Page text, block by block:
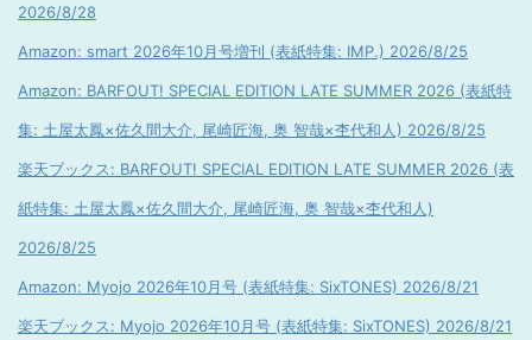
2026/8/28
Amazon: smart 2026年10月号増刊 (表紙特集: IMP.) 2026/8/25
Amazon: BARFOUT! SPECIAL EDITION LATE SUMMER 2026 (表紙特
集: 土屋太鳳×佐久間大介, 尾崎匠海, 奥 智哉×杢代和人) 2026/8/25
楽天ブックス: BARFOUT! SPECIAL EDITION LATE SUMMER 2026 (表
紙特集: 土屋太鳳×佐久間大介, 尾崎匠海, 奥 智哉×杢代和人)
2026/8/25
Amazon: Myojo 2026年10月号 (表紙特集: SixTONES) 2026/8/21
楽天ブックス: Myojo 2026年10月号 (表紙特集: SixTONES) 2026/8/21